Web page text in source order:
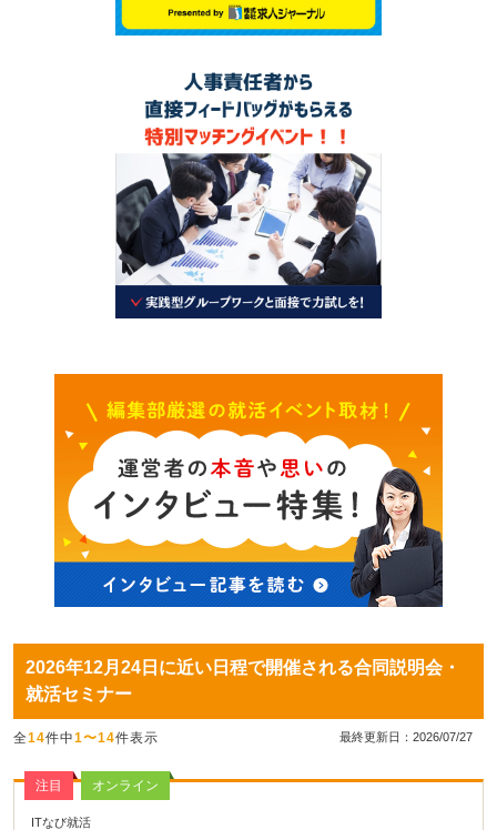
2026年12月24日に近い日程で開催される合同説明会・
就活セミナー
全14件中1〜14件表示 最終更新日：2026/07/27
注目 オンライン
ITなび就活